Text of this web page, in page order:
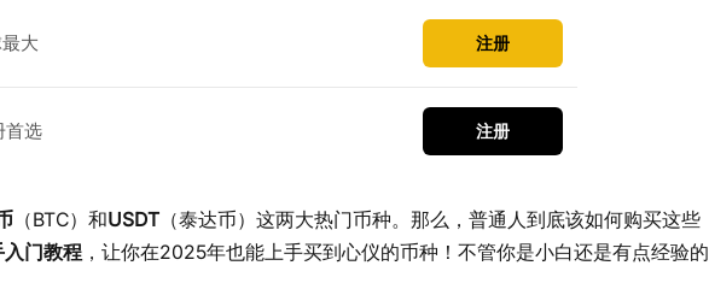
大 注册
首选 注册
（BTC）和USDT （泰达币）这两大热门币种。那么，普通人到底该如何购买这些
门教程 ，让你在2025年也能上手买到心仪的币种！不管你是小白还是有点经验的